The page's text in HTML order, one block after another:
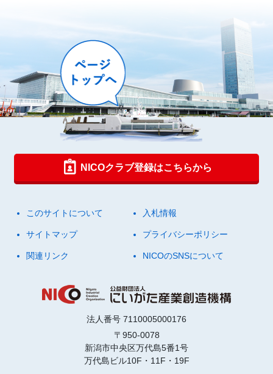
NICOクラブ登録はこちらから
このサイトについて 入札情報
サイトマップ プライバシーポリシー
関連リンク NICOのSNSについて
法人番号 7110005000176
〒950-0078
新潟市中央区万代島5番1号
万代島ビル10F・11F・19F